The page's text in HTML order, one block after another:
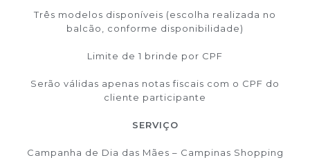
Três modelos disponíveis (escolha realizada no
balcão, conforme disponibilidade)
Limite de 1 brinde por CPF
Serão válidas apenas notas fiscais com o CPF do
cliente participante
SERVIÇO
Campanha de Dia das Mães – Campinas Shopping